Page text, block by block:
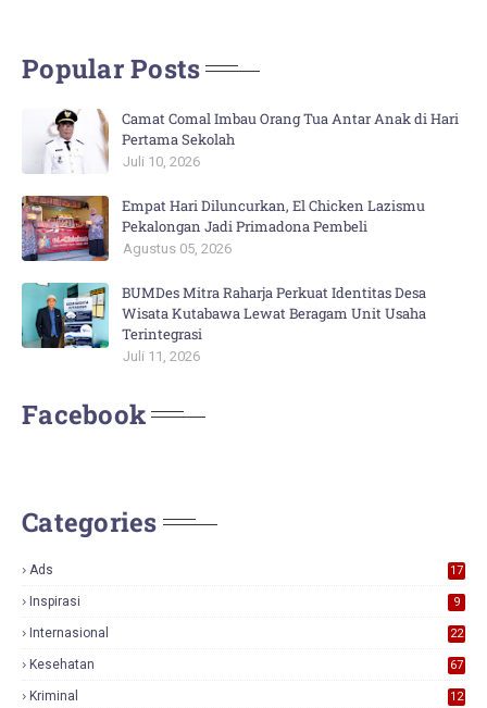
Popular Posts
Camat Comal Imbau Orang Tua Antar Anak di Hari
Pertama Sekolah
Juli 10, 2026
Empat Hari Diluncurkan, El Chicken Lazismu
Pekalongan Jadi Primadona Pembeli
Agustus 05, 2026
BUMDes Mitra Raharja Perkuat Identitas Desa
Wisata Kutabawa Lewat Beragam Unit Usaha
Terintegrasi
Juli 11, 2026
Facebook
Categories
Ads
17
Inspirasi 9
Internasional 22
Kesehatan 67
Kriminal 12